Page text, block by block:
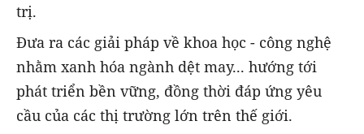
trị.
Đưa ra các giải pháp về khoa học - công nghệ
nhằm xanh hóa ngành dệt may... hướng tới
phát triển bền vững, đồng thời đáp ứng yêu
cầu của các thị trường lớn trên thế giới.